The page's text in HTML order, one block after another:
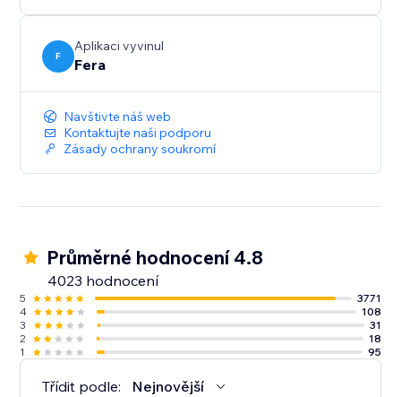
F
Aplikaci vyvinul
Fera
Navštivte náš web
Kontaktujte naši podporu
Zásady ochrany soukromí
Průměrné hodnocení 4.8
4023 hodnocení
5
3771
4
108
3
31
2
18
1
95
Třídit podle: Nejnovější